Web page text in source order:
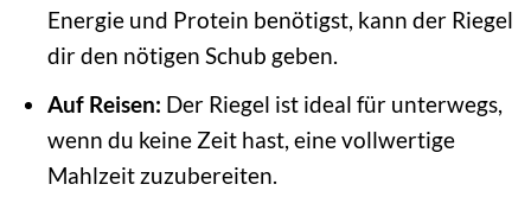
Energie und Protein benötigst, kann der Riegel
dir den nötigen Schub geben.
Auf Reisen: Der Riegel ist ideal für unterwegs,
wenn du keine Zeit hast, eine vollwertige
Mahlzeit zuzubereiten.